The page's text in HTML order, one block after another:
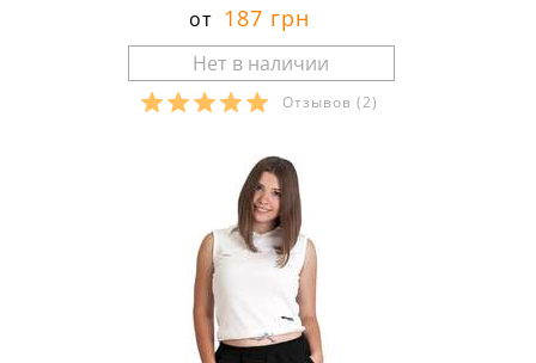
от 187 грн
Отзывов (2)